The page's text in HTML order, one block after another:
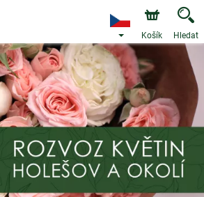
Košík Hledat